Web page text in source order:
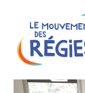
contenu
principal